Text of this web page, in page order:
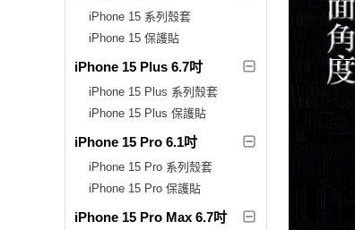
iPhone 15 系列殼套
iPhone 15 保護貼
iPhone 15 Plus 6.7吋
iPhone 15 Plus 系列殼套
iPhone 15 Plus 保護貼
iPhone 15 Pro 6.1吋
iPhone 15 Pro 系列殼套
iPhone 15 Pro 保護貼
iPhone 15 Pro Max 6.7吋